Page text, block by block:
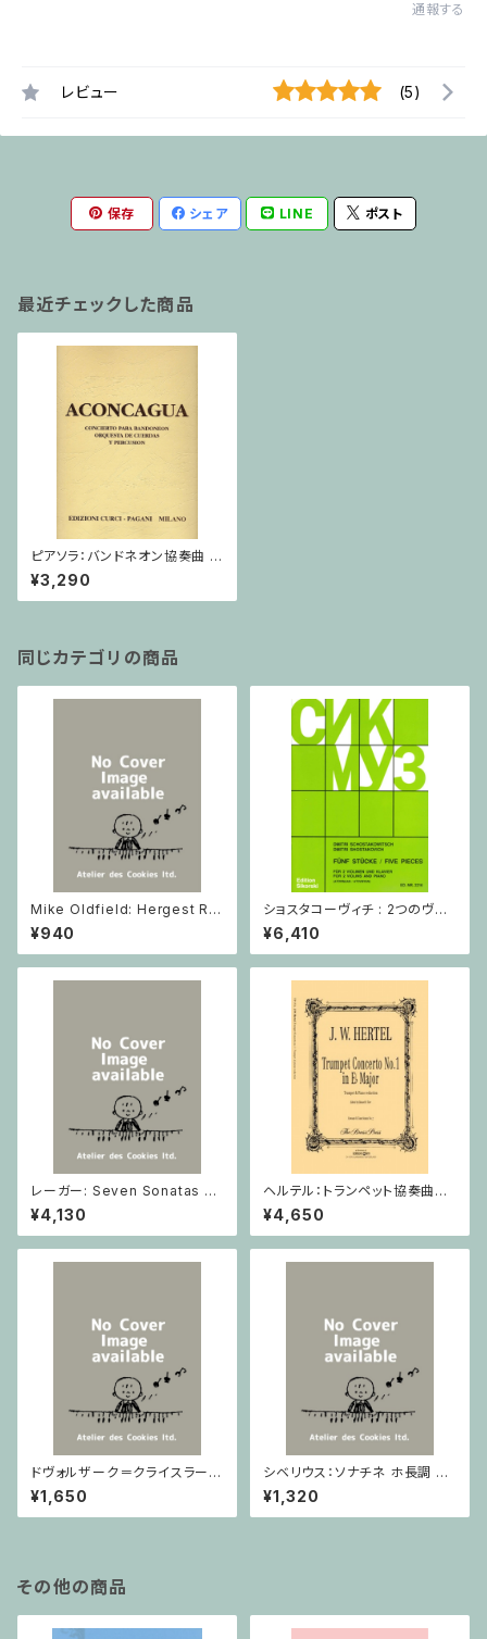
通報する
レビュー (5)
保存 シェア LINE ポスト
最近チェックした商品
ピアソラ：バンドネオン協奏曲 /
フルスコア
¥3,290
同じカテゴリの商品
Mike Oldfield: Hergest Rid
ge / ピアノ
¥940
ショスタコーヴィチ : 2つのヴァ
イオリンとピアノのための 5つの
小品 / ヴァイオリン2とピアノ
¥6,410
レーガー: Seven Sonatas o
p. 91 Heft 2 / ヴァイオリン
¥4,130
ヘルテル：トランペット協奏曲第1
番 変ホ長調/トランペット・ピア
ノ
¥4,650
ドヴォルザーク＝クライスラー：
スラヴ幻想曲 ロ短調 from Op.
55-4, Op.75 / ヴァイオリンと
ピアノ
¥1,650
シベリウス：ソナチネ ホ長調 O
p.80 / ヴァイオリンとピアノ
¥1,320
その他の商品